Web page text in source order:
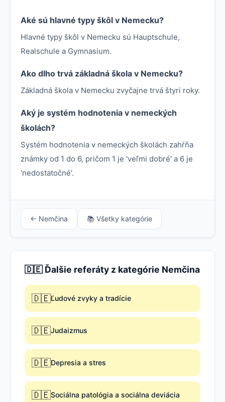
Aké sú hlavné typy škôl v Nemecku?
Hlavné typy škôl v Nemecku sú Hauptschule,
Realschule a Gymnasium.
Ako dlho trvá základná škola v Nemecku?
Základná škola v Nemecku zvyčajne trvá štyri roky.
Aký je systém hodnotenia v nemeckých
školách?
Systém hodnotenia v nemeckých školách zahŕňa
známky od 1 do 6, pričom 1 je 'veľmi dobré' a 6 je
'nedostatočné'.
← Nemčina 📚 Všetky kategórie
🇩🇪 Ďalšie referáty z kategórie Nemčina
🇩🇪Ľudové zvyky a tradície
🇩🇪Judaizmus
🇩🇪Depresia a stres
🇩🇪Sociálna patológia a sociálna deviácia